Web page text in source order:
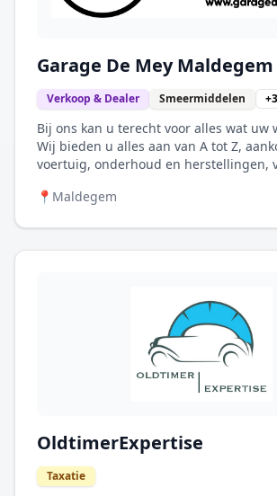
Garage De Mey Maldegem
Verkoop & Dealer Smeermiddelen +3
Bij ons kan u terecht voor alles wat uw
Wij bieden u alles aan van A tot Z,
voertuig, onderhoud en herstellingen,
cardetailing en nog zoveel meer.
📍 Maldegem
OldtimerExpertise
Taxatie